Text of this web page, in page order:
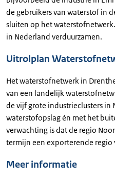
de gebruikers van waterstof in
sluiten op het
in Nederland verduurzamen.
Uitrolplan
Het waterstofnetwerk in
van een landelijk
de vijf grote industrieclusters in
waterstofopslag én met het
verwachting is dat de regio
termijn een exporterende
Meer informatie